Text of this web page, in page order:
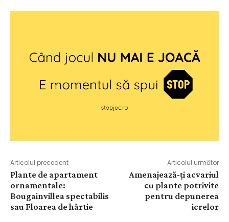
Articolul precedent
Plante de apartament
ornamentale:
Bougainvillea spectabilis
sau Floarea de hârtie
Articolul următor
Amenajează-ți acvariul
cu plante potrivite
pentru depunerea
icrelor